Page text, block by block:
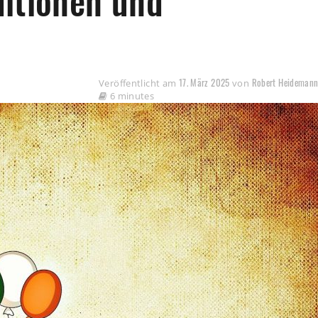
Veröffentlicht am 17. März 2025 von Robert Heidemann
6 minutes